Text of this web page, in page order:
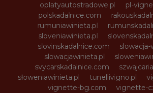
oplatyautostradowe.pl
pl-
polskadalnice.com
rumuniawinieta.pl
sloveniawinieta.pl
slovinskadalnice.com
slowacja-
slowacjawinieta.pl
svycarskadalnice.com
słoweniawinieta.pl
tunellivigno.pl
vignette-bg.com
vignette-